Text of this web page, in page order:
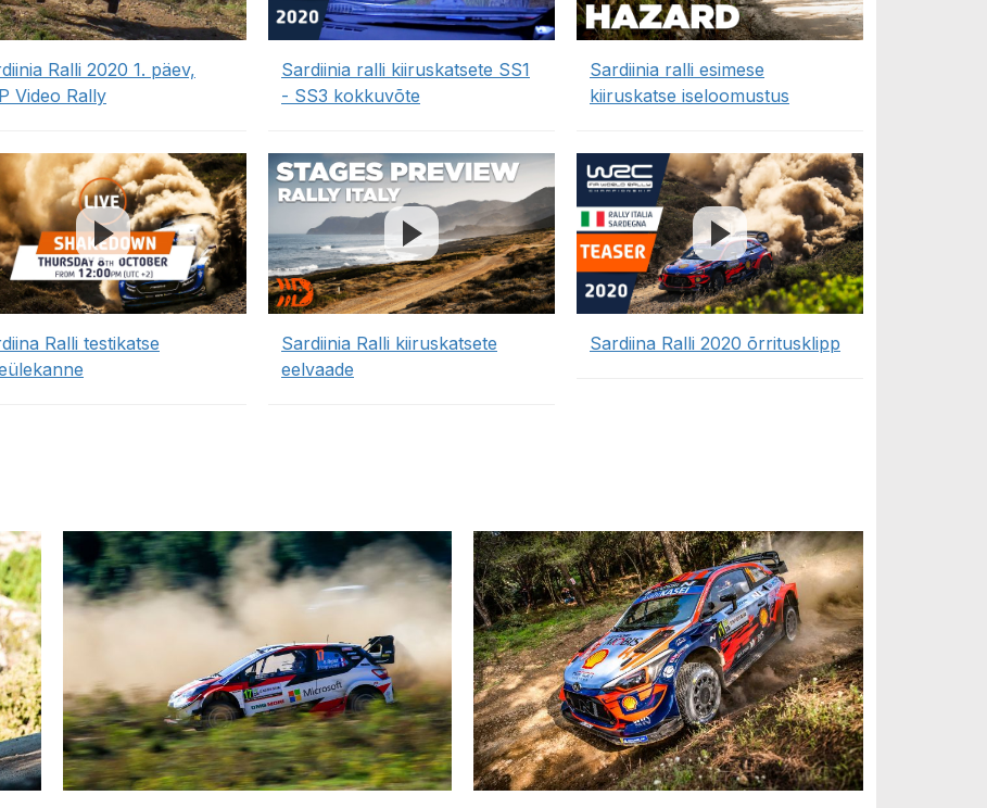
Ralli 2020 1. päev,
Video Rally
Sardiinia ralli kiiruskatsete SS1
- SS3 kokkuvõte
Sardiinia ralli esimese
kiiruskatse iseloomustus
Ralli testikatse
Sardiinia Ralli kiiruskatsete
eelvaade
Sardiina Ralli 2020 õrritusklipp